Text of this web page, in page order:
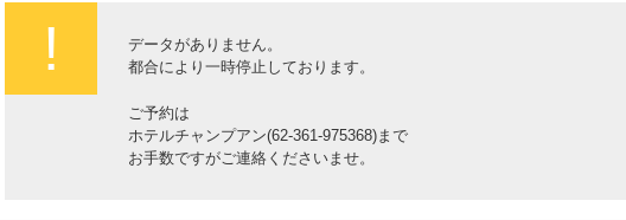
!
データがありません。
都合により一時停止しております。
ご予約は
ホテルチャンプアン(62-361-975368)まで
お手数ですがご連絡くださいませ。